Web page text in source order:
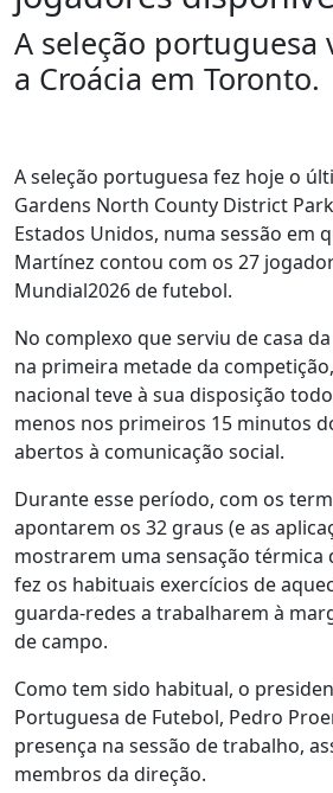
A seleção
a Croácia em Toronto.
A seleção portuguesa fez hoje o
Gardens North County District
Estados Unidos, numa sessão em
Martínez contou com os 27
Mundial2026 de futebol.
No complexo que serviu de casa da
na primeira metade da
nacional teve à sua disposição
menos nos primeiros 15 minutos
abertos à comunicação social.
Durante esse período, com os
apontarem os 32 graus (e as
mostrarem uma sensação térmica
fez os habituais exercícios de
guarda-redes a trabalharem à
de campo.
Como tem sido habitual, o
Portuguesa de Futebol, Pedro
presença na sessão de trabalho,
membros da direção.